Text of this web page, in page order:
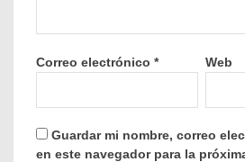
Correo electrónico * Web
Guardar mi nombre, correo
en este navegador para la